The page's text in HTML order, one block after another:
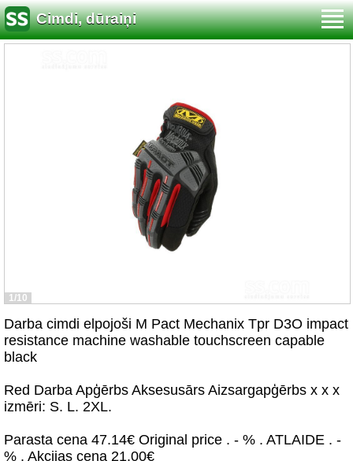
Cimdi, dūraiņi
1/10
Darba cimdi elpojoši M Pact Mechanix Tpr D3O impact
resistance machine washable touchscreen capable
black
Red Darba Apģērbs Aksesusārs Aizsargapģērbs x x x
izmēri: S. L. 2XL.
Parasta cena 47.14€ Original price . - % . ATLAIDE . -
% . Akcijas cena 21.00€